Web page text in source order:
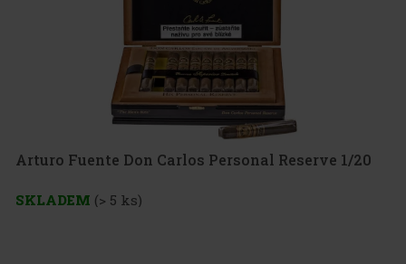
Arturo Fuente Don Carlos Personal Reserve 1/20
SKLADEM (> 5 ks)